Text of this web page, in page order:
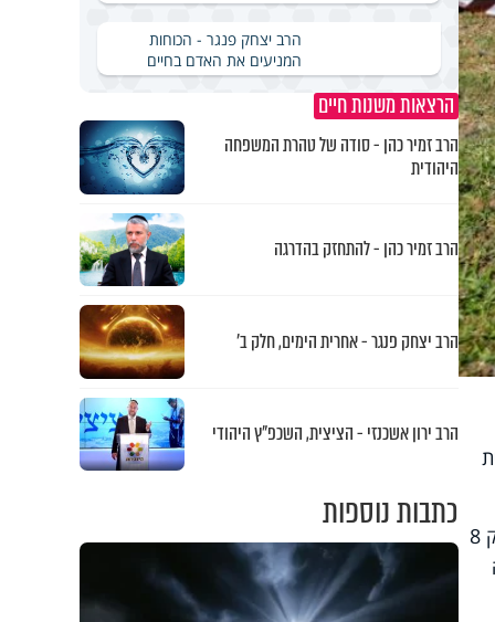
שגיא סיפר לרב על הפציעה הקשה שחווה, כאשר בשל ההדף הנורא של הטיל שנפל בסמוך אליו, הוא נזרק 8
הרב יצחק פנגר - הכוחות
המניעים את האדם בחיים
הרצאות משנות חיים
הרב זמיר כהן - סודה של טהרת המשפחה
היהודית
הרב זמיר כהן - להתחזק בהדרגה
הרב יצחק פנגר - אחרית הימים, חלק ב’
הרב ירון אשכנזי - הציצית, השכפ"ץ היהודי
כתבות נוספות